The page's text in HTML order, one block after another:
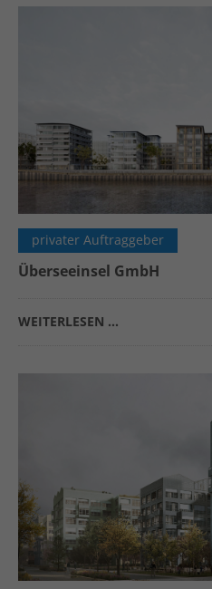
privater Auftraggeber
Überseeinsel GmbH
WEITERLESEN …